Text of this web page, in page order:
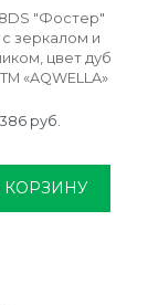
"Фостер"
зеркалом и
цвет дуб
«AQWELLA»
386 руб.
КОРЗИНУ